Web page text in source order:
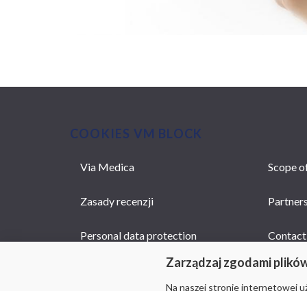
COOKIES VM BLOCK
Zarządzaj zgodami
Na naszej stronie internetowej
MAIN
Via Medica Scope
Zasady recenzji
Personal data protection Contact